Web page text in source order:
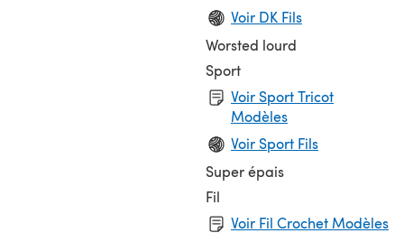
Voir DK Fils
Worsted lourd
Sport
Voir Sport Tricot
Modèles
Voir Sport Fils
Super épais
Fil
Voir Fil Crochet Modèles